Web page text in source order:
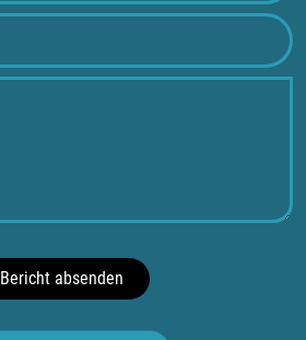
Bericht absenden